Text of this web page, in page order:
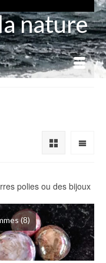
nature
polies ou des bijoux
(8)